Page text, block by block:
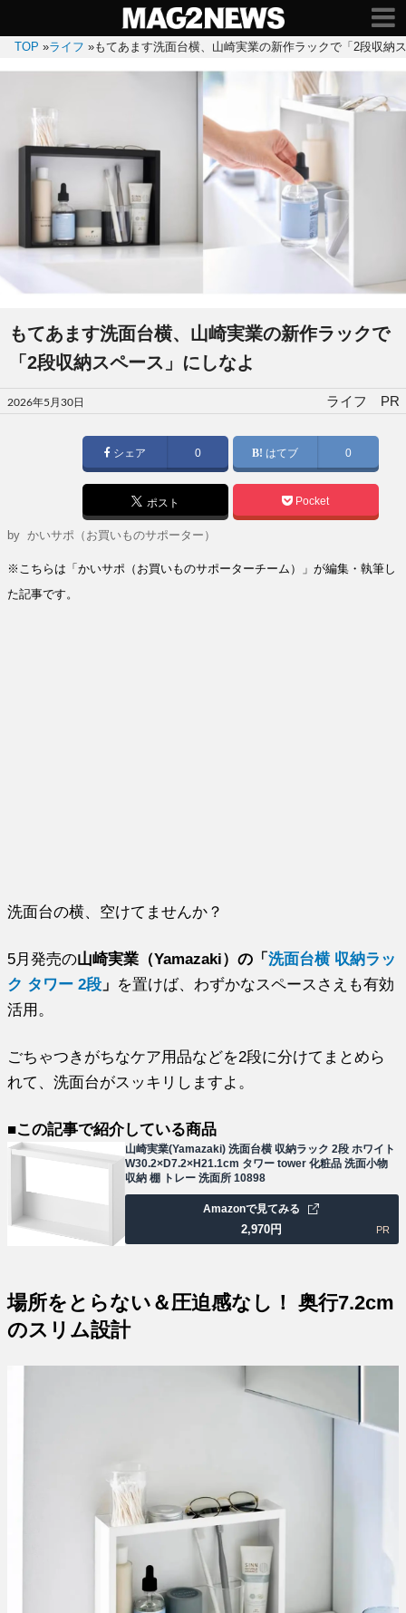
TOP »ライフ »もてあます洗面台横、山崎実業の新作ラックで「2段収納
もてあます洗面台横、山崎実業の新作ラックで
「2段収納スペース」にしなよ
投
稿
2026年5月30日 ライフ PR
シェア 0 はてブ 0
ポスト Pocket
byかいサポ（お買いものサポーター）
※こちらは「かいサポ（お買いものサポーターチーム）」が編集・執筆し
た記事です。
洗面台の横、空けてませんか？
5月発売の山崎実業（Yamazaki）の「洗面台横 収納ラッ
ク タワー 2段 」 を置けば、わずかなスペースさえも有効
活用。
ごちゃつきがちなケア用品などを2段に分けてまとめら
れて、洗面台がスッキリしますよ。
■この記事で紹介している商品
山崎実業(Yamazaki) 洗面台横 収納ラック 2段 ホワイト
W30.2×D7.2×H21.1cm タワー tower 化粧品 洗面小物
収納 棚 トレー 洗面所 10898
2,970円
Amazonで見てみる
PR
場所をとらない＆圧迫感なし！ 奥行7.2cm
のスリム設計